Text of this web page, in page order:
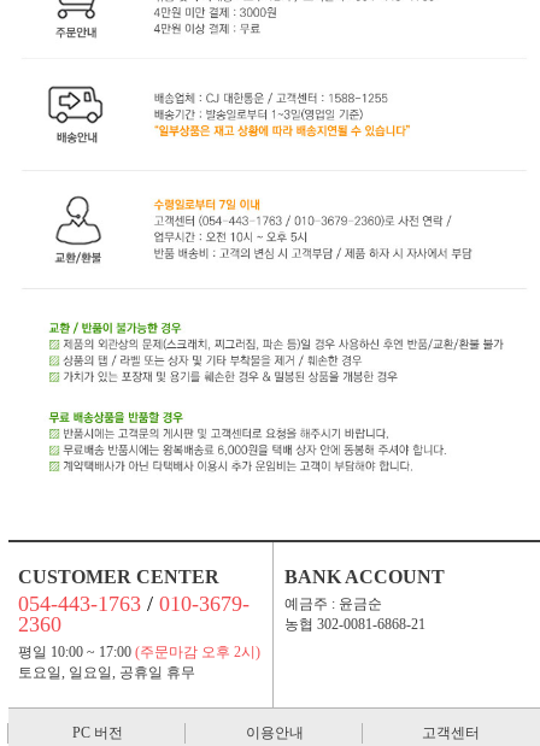
CUSTOMER CENTER
054-443-1763 / 010-3679-
2360
평일 10:00 ~ 17:00 (주문마감 오후 2시)
토요일, 일요일, 공휴일 휴무
BANK ACCOUNT
예금주 : 윤금순
농협 302-0081-6868-21
PC 버전 이용안내 고객센터